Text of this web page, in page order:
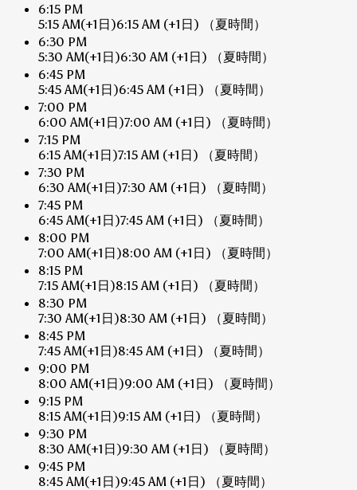
6:15 PM
5:15 AM(+1日)6:15 AM (+1日)
（夏時間）
6:30 PM
5:30 AM(+1日)6:30 AM (+1日)
（夏時間）
6:45 PM
5:45 AM(+1日)6:45 AM (+1日)
（夏時間）
7:00 PM
6:00 AM(+1日)7:00 AM (+1日)
（夏時間）
7:15 PM
6:15 AM(+1日)7:15 AM (+1日)
（夏時間）
7:30 PM
6:30 AM(+1日)7:30 AM (+1日)
（夏時間）
7:45 PM
6:45 AM(+1日)7:45 AM (+1日)
（夏時間）
8:00 PM
7:00 AM(+1日)8:00 AM (+1日)
（夏時間）
8:15 PM
7:15 AM(+1日)8:15 AM (+1日)
（夏時間）
8:30 PM
7:30 AM(+1日)8:30 AM (+1日)
（夏時間）
8:45 PM
7:45 AM(+1日)8:45 AM (+1日)
（夏時間）
9:00 PM
8:00 AM(+1日)9:00 AM (+1日)
（夏時間）
9:15 PM
8:15 AM(+1日)9:15 AM (+1日)
（夏時間）
9:30 PM
8:30 AM(+1日)9:30 AM (+1日)
（夏時間）
9:45 PM
8:45 AM(+1日)9:45 AM (+1日)
（夏時間）